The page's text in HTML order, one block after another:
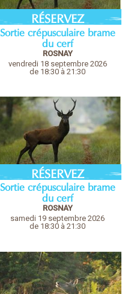
RÉSERVEZ
Sortie crépusculaire brame
du cerf
ROSNAY
vendredi 18 septembre 2026
de 18:30 à 21:30
RÉSERVEZ
Sortie crépusculaire brame
du cerf
ROSNAY
samedi 19 septembre 2026
de 18:30 à 21:30